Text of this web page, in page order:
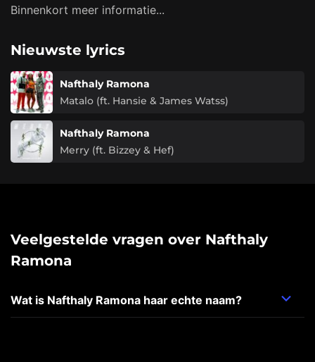
Binnenkort meer informatie...
Nieuwste lyrics
Nafthaly Ramona
Matalo (ft. Hansie & James Watss)
Nafthaly Ramona
Merry (ft. Bizzey & Hef)
Veelgestelde vragen over Nafthaly
Ramona
Wat is Nafthaly Ramona haar echte naam?